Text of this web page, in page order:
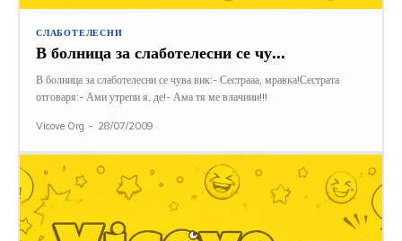
СЛАБОТЕЛЕСНИ
В болница за слаботелесни се чу…
В болница за слаботелесни се чува вик:- Сестрааа, мравка!Сестрата
отговаря:- Ами утрепи я, де!- Ама тя ме влачиии!!!
Vicove Org - 28/07/2009